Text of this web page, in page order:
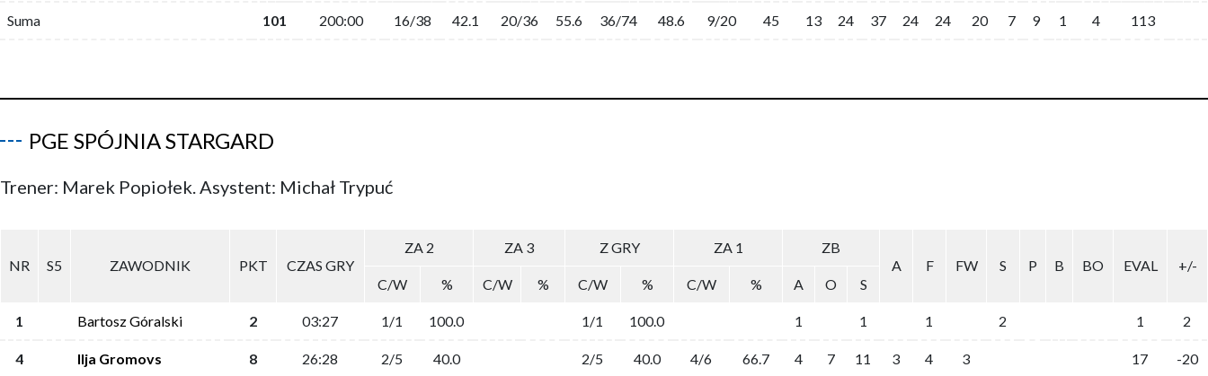
Suma 101 200:00 16/38 42.1 20/36 55.6 36/74 48.6 9/20 45 13 24 37 24 24 20 7 9 1 4 113
PGE SPÓJNIA STARGARD
Trener: Marek Popiołek. Asystent: Michał Trypuć
NR S5 ZAWODNIK PKT CZAS GRY
ZA 2 ZA 3 Z GRY ZA 1
ZB
A
F FW S P B BO EVAL
+/-
C/W
% C/W % C/W % C/W % A O S
1 Bartosz Góralski 2 03:27 1/1 100.0 1/1 100.0 1 1 1 2 1 2
4 Ilja Gromovs 8 26:28 2/5 40.0 2/5 40.0 4/6 66.7 4 7 11 3 4 3 17 -20